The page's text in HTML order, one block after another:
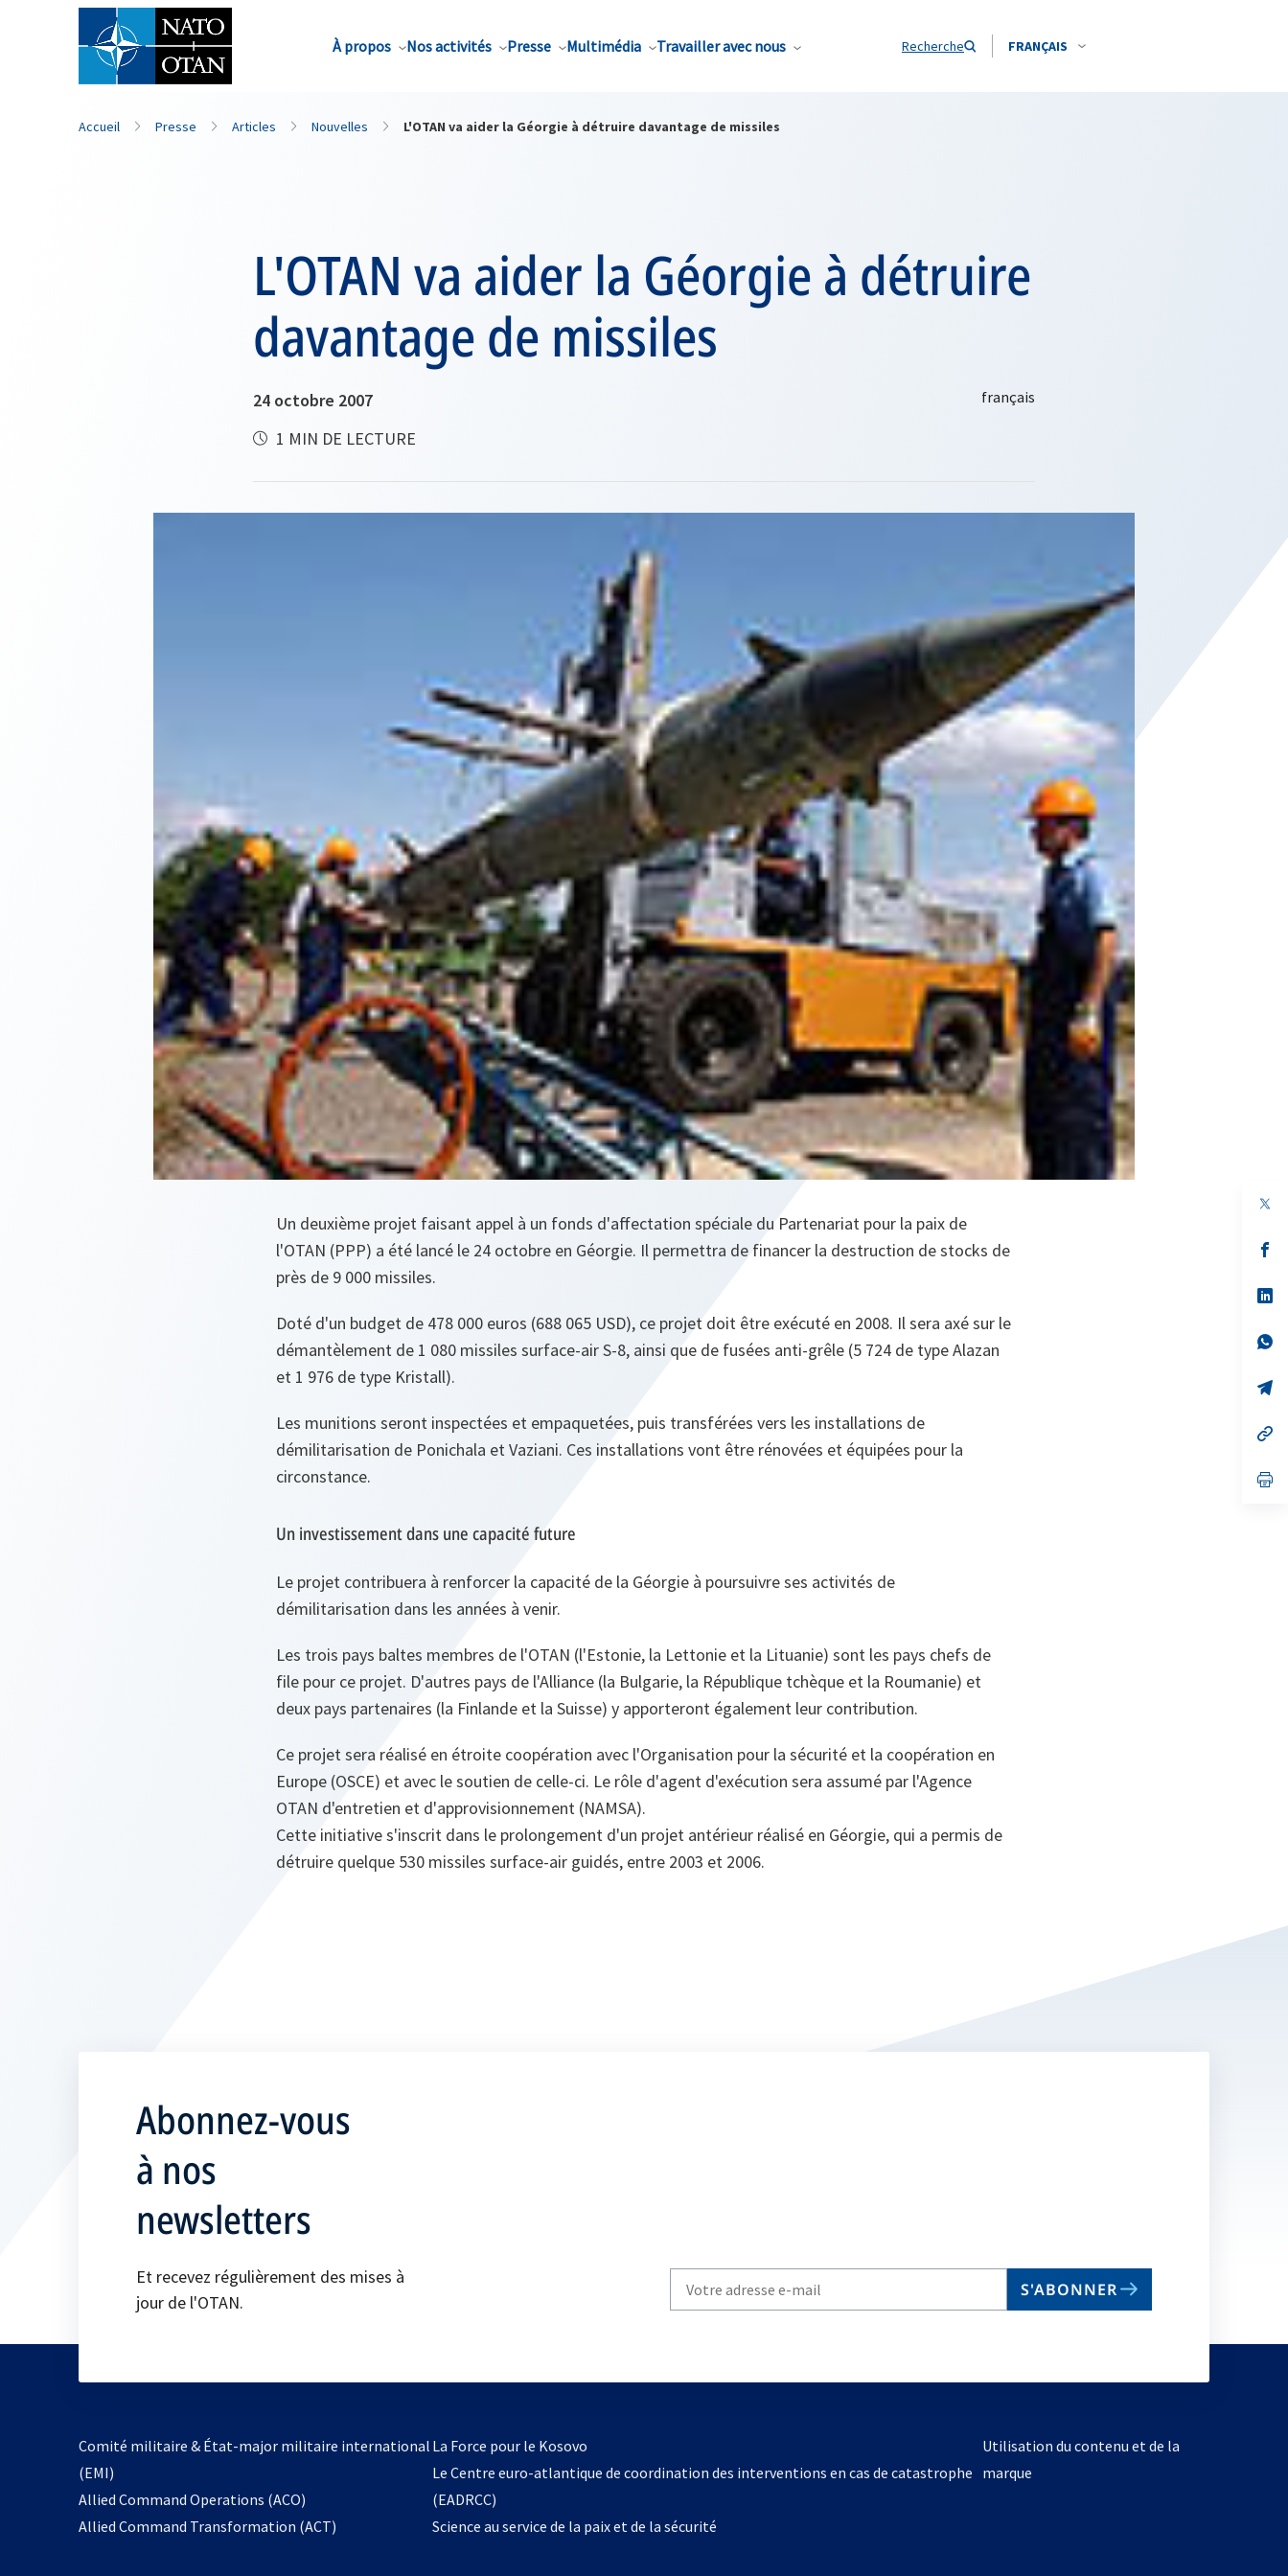
À propos Nos activités Presse Multimédia Travailler avec nous Recherche FRANÇAIS
Nom de famille*
Accueil Presse Articles Nouvelles L'OTAN va aider la Géorgie à détruire davantage de missiles
L'OTAN va aider la Géorgie à détruire
davantage de missiles
24 octobre 2007
1 MIN DE LECTURE
Un deuxième projet faisant appel à un fonds d'affectation spéciale du Partenariat pour la paix de
l'OTAN (PPP) a été lancé le 24 octobre en Géorgie. Il permettra de financer la destruction de stocks de
près de 9 000 missiles.
Doté d'un budget de 478 000 euros (688 065 USD), ce projet doit être exécuté en 2008. Il sera axé sur le
démantèlement de 1 080 missiles surface-air S-8, ainsi que de fusées anti-grêle (5 724 de type Alazan
et 1 976 de type Kristall).
Les munitions seront inspectées et empaquetées, puis transférées vers les installations de
démilitarisation de Ponichala et Vaziani. Ces installations vont être rénovées et équipées pour la
circonstance.
Un investissement dans une capacité future
Le projet contribuera à renforcer la capacité de la Géorgie à poursuivre ses activités de
démilitarisation dans les années à venir.
Les trois pays baltes membres de l'OTAN (l'Estonie, la Lettonie et la Lituanie) sont les pays chefs de
file pour ce projet. D'autres pays de l'Alliance (la Bulgarie, la République tchèque et la Roumanie) et
deux pays partenaires (la Finlande et la Suisse) y apporteront également leur contribution.
Ce projet sera réalisé en étroite coopération avec l'Organisation pour la sécurité et la coopération en
Europe (OSCE) et avec le soutien de celle-ci. Le rôle d'agent d'exécution sera assumé par l'Agence
OTAN d'entretien et d'approvisionnement (NAMSA).
Cette initiative s'inscrit dans le prolongement d'un projet antérieur réalisé en Géorgie, qui a permis de
détruire quelque 530 missiles surface-air guidés, entre 2003 et 2006.
Abonnez-vous
à nos
newsletters
Et recevez régulièrement des mises à
jour de l'OTAN.
S'ABONNER
Comité militaire & État-major militaire international
(EMI)
Allied Command Operations (ACO)
dans
Allied Command Transformation (ACT)
La Force pour le Kosovos’ouvre
dans
nouvel
Le Centre euro-atlantique de coordination des interventions en cas de catastrophe
(EADRCC)
Science au service de la paix et de la sécurité
Utilisation du contenu et de la
marque